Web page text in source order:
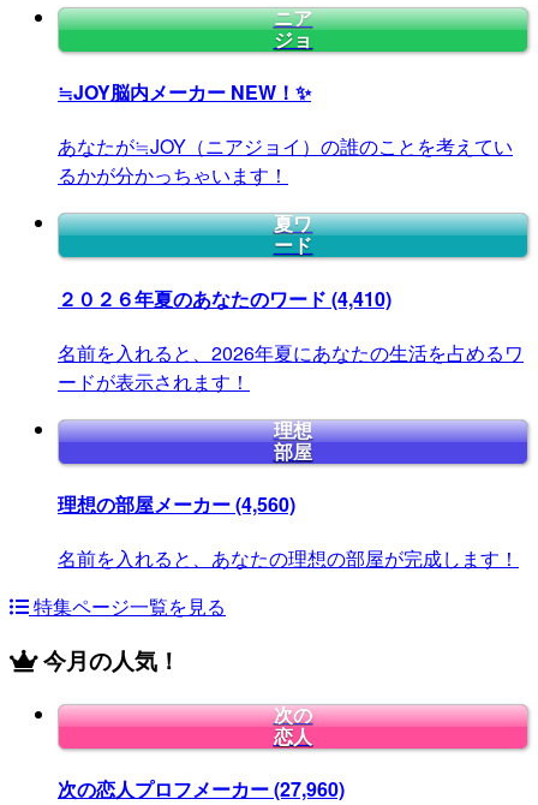
ニア
ジョ
≒JOY脳内メーカー NEW！✨
あなたが≒JOY（ニアジョイ）の誰のことを考えてい
るかが分かっちゃいます！
夏ワ
ード
２０２６年夏のあなたのワード (4,410)
名前を入れると、2026年夏にあなたの生活を占めるワ
ードが表示されます！
理想
部屋
理想の部屋メーカー(4,560)
名前を入れると、あなたの理想の部屋が完成します！
特集ページ一覧を見る
今月の人気！
次の
恋人
次の恋人プロフメーカー(27,960)